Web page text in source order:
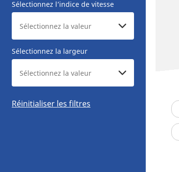
Sélectionnez l’indice de vitesse
Sélectionnez la largeur
Réinitialiser les filtres